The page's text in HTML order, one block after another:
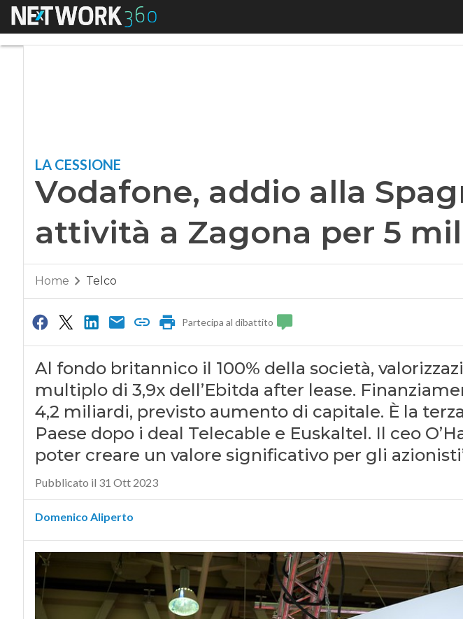
Menu
LA CESSIONE
Vodafone, addio alla
attività a Zagona per 5
Home Telco
Partecipa al dibattito
Al fondo britannico il 100% della società,
multiplo di 3,9x dell’Ebitda after lease.
4,2 miliardi, previsto aumento di capitale. È la
Paese dopo i deal Telecable e Euskaltel. Il ceo
poter creare un valore significativo per gli
Pubblicato il 31 Ott 2023
Domenico Aliperto